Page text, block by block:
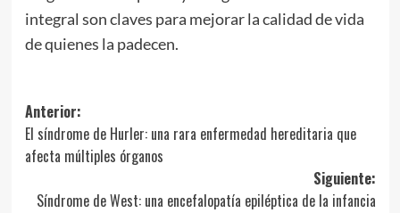
integral son claves para mejorar la calidad de vida
de quienes la padecen.
Navegación
de
entradas
Anterior:
El síndrome de Hurler: una rara enfermedad hereditaria que
afecta múltiples órganos
Siguiente:
Síndrome de West: una encefalopatía epiléptica de la infancia